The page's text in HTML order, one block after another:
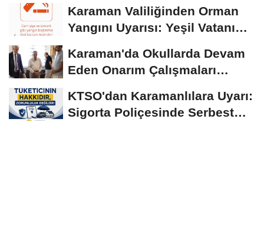
Seyrediyor
Karaman Valiliğinden Orman
Yangını Uyarısı: Yeşil Vatanı
Karaman'da Okullarda Devam
Eden Onarım Çalışmaları
KTSO'dan Karamanlılara Uyarı:
Sigorta Poliçesinde Serbest